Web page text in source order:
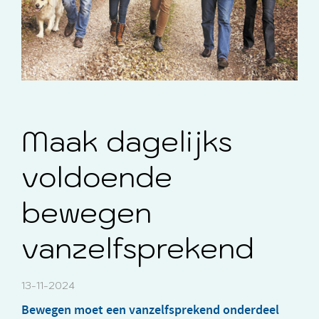
Maak dagelijks
voldoende
bewegen
vanzelfsprekend
13-11-2024
Bewegen moet een vanzelfsprekend onderdeel